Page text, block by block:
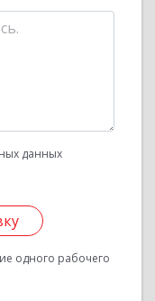
данных
одного рабочего